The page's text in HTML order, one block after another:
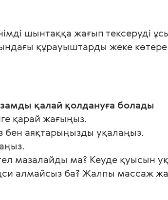
шынтаққа жағып тексеруді
құрауыштарды жеке
қалай қолдануға болады
қарай жағыңыз.
аяқтарыңызды уқалаңыз.
мазалайды ма? Кеуде қуысын
алмайсыз ба? Жалпы массаж